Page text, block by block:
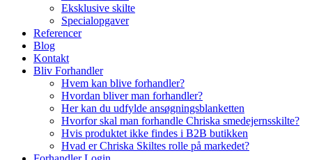
Eksklusive skilte
Specialopgaver
Referencer
Blog
Kontakt
Bliv Forhandler
Hvem kan blive forhandler?
Hvordan bliver man forhandler?
Her kan du udfylde ansøgningsblanketten
Hvorfor skal man forhandle Chriska smedejernsskilte?
Hvis produktet ikke findes i B2B butikken
Hvad er Chriska Skiltes rolle på markedet?